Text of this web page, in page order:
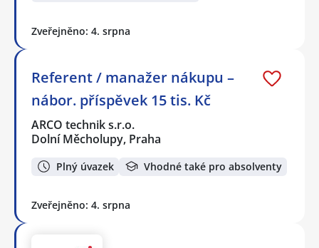
Zveřejněno: 4. srpna
Referent / manažer nákupu –
nábor. příspěvek 15 tis. Kč
ARCO technik s.r.o.
Dolní Měcholupy, Praha
Plný úvazek Vhodné také pro absolventy
Zveřejněno: 4. srpna